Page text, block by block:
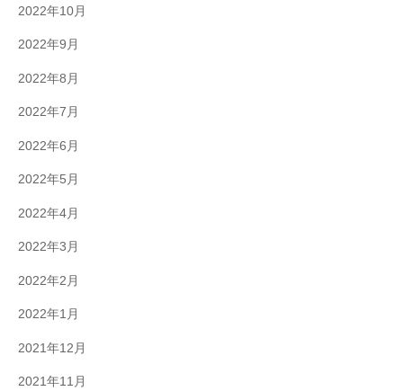
2022年10月
2022年9月
2022年8月
2022年7月
2022年6月
2022年5月
2022年4月
2022年3月
2022年2月
2022年1月
2021年12月
2021年11月